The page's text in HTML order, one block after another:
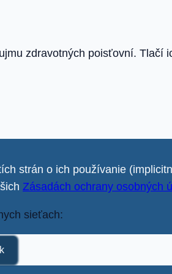
zdravotných poisťovní. Tlačí
strán o ich používanie
Zásadách ochrany osobných
sieťach: